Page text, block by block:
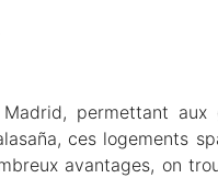
permettant aux
ces logements
avantages, on